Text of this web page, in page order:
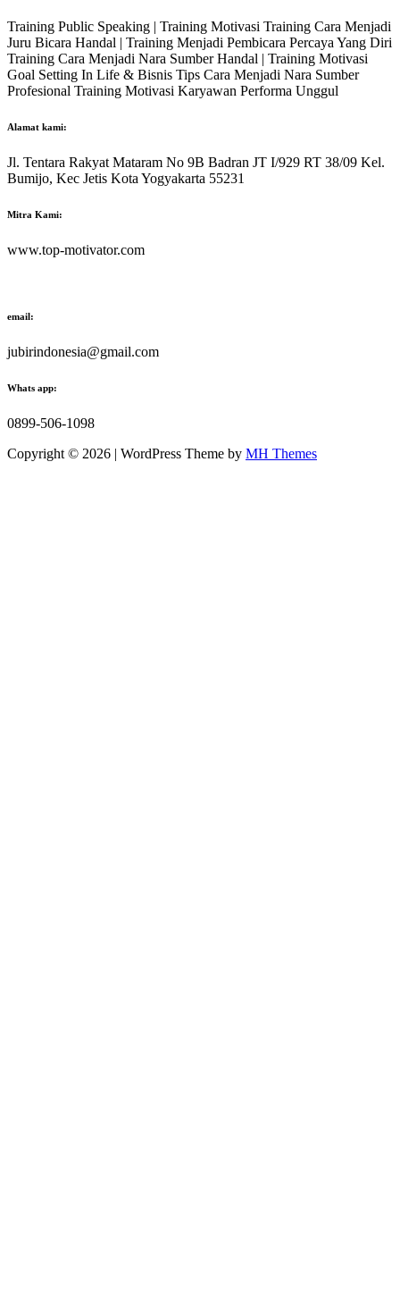
Training Public Speaking | Training Motivasi Training Cara Menjadi
Juru Bicara Handal | Training Menjadi Pembicara Percaya Yang Diri
Training Cara Menjadi Nara Sumber Handal | Training Motivasi
Goal Setting In Life & Bisnis Tips Cara Menjadi Nara Sumber
Profesional Training Motivasi Karyawan Performa Unggul
Alamat kami:
Jl. Tentara Rakyat Mataram No 9B Badran JT I/929 RT 38/09 Kel.
Bumijo, Kec Jetis Kota Yogyakarta 55231
Mitra Kami:
www.top-motivator.com
email:
jubirindonesia@gmail.com
Whats app:
0899-506-1098
Copyright © 2026 | WordPress Theme by MH Themes